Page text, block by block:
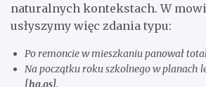
naturalnych kontekstach. W
usłyszymy więc zdania typu:
Po remoncie w mieszkaniu panował
Na początku roku szkolnego w planach
[ha.os].